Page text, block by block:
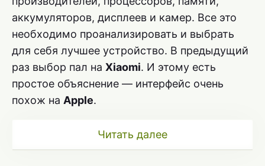
аккумуляторов, дисплеев и камер. Все это
необходимо проанализировать и выбрать
для себя лучшее устройство. В предыдущий
раз выбор пал на Xiaomi. И этому есть
простое объяснение — интерфейс очень
похож на Apple.
Читать далее